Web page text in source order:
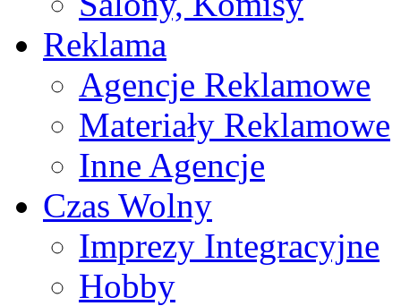
Reklama
Agencje Reklamowe
Materiały Reklamowe
Inne Agencje
Czas Wolny
Imprezy Integracyjne
Hobby